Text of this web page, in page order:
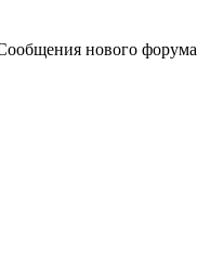
нового форума